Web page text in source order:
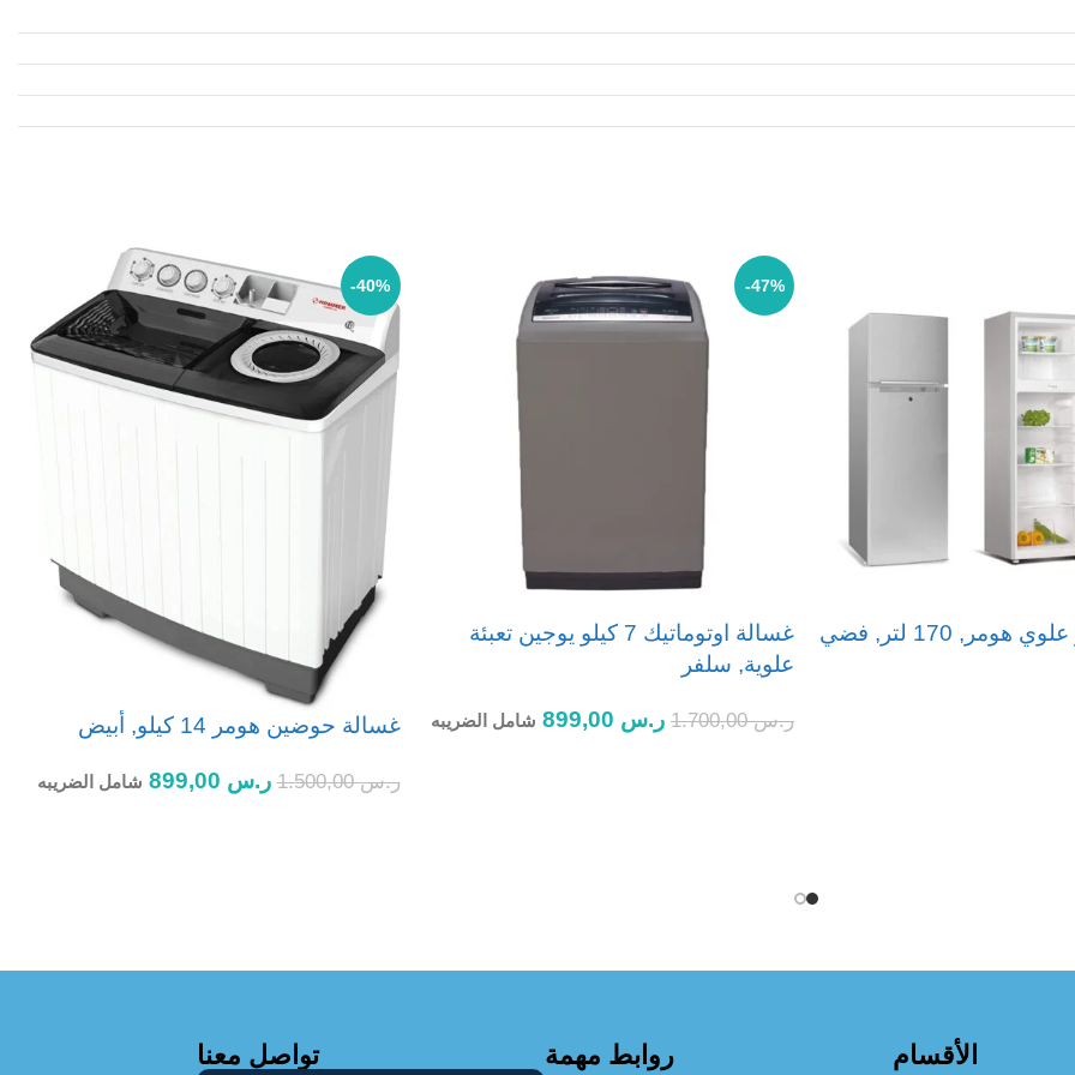
شفافة ومشرقة ، مما يضمن إضاءات ممتازة لمساعدة المكونات ان تكون دائمًا في مكانها المناسب
170 لتر, فضي
-47%
غسالة اوتوماتيك 7 كيلو يوجين تعبئة
علوية, سلفر
ر.س1.700,00 ر.س شامل الضريبه
-40%
غسالة حوضين هومر 14 كيلو, أبيض
ر.س1.500,00 ر.س شامل الضريبه
الأقسام روابط مهمة تواصل معنا